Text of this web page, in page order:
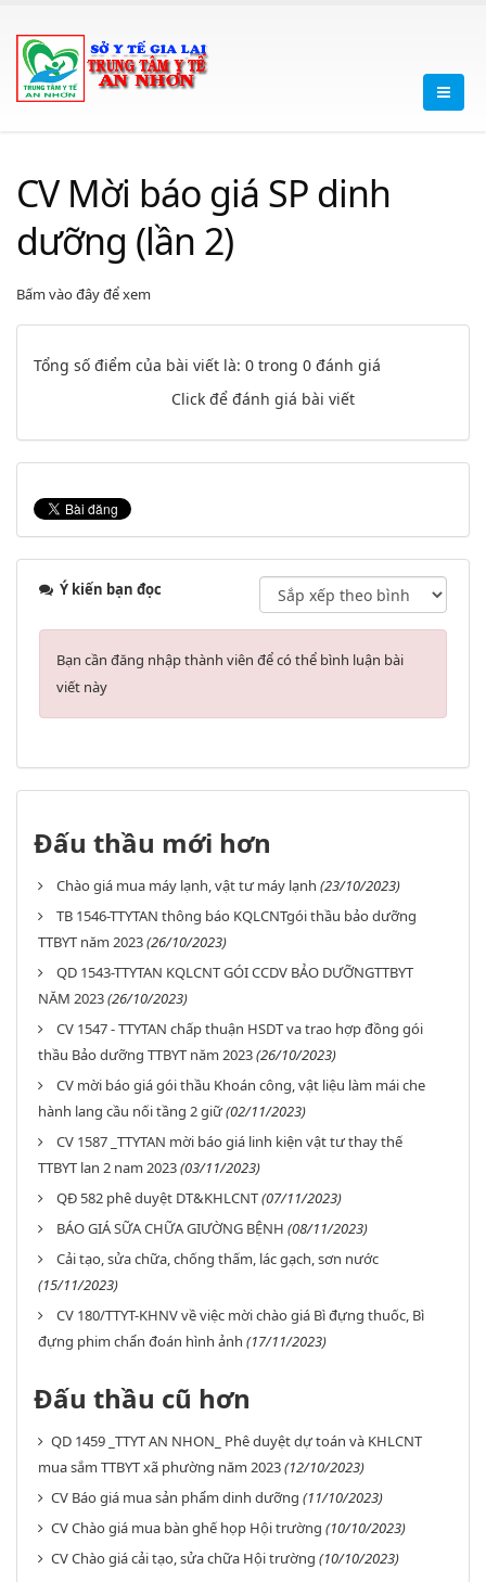
CV Mời báo giá SP dinh
dưỡng (lần 2)
Bấm vào đây để xem
Tổng số điểm của bài viết là: 0 trong 0 đánh giá
Click để đánh giá bài viết
Ý kiến bạn đọc
Bạn cần đăng nhập thành viên để có thể bình luận bài
viết này
Đấu thầu mới hơn
Chào giá mua máy lạnh, vật tư máy lạnh (23/10/2023)
TB 1546-TTYTAN thông báo KQLCNTgói thầu bảo dưỡng
TTBYT năm 2023(26/10/2023)
QD 1543-TTYTAN KQLCNT GÓI CCDV BẢO DƯỠNGTTBYT
NĂM 2023(26/10/2023)
CV 1547 - TTYTAN chấp thuận HSDT va trao hợp đồng gói
thầu Bảo dưỡng TTBYT năm 2023(26/10/2023)
CV mời báo giá gói thầu Khoán công, vật liệu làm mái che
hành lang cầu nối tầng 2 giữ(02/11/2023)
CV 1587 _TTYTAN mời báo giá linh kiện vật tư thay thế
TTBYT lan 2 nam 2023(03/11/2023)
QĐ 582 phê duyệt DT&KHLCNT(07/11/2023)
BÁO GIÁ SỮA CHỮA GIƯỜNG BỆNH (08/11/2023)
Cải tạo, sửa chữa, chống thấm, lác gạch, sơn nước
(15/11/2023)
CV 180/TTYT-KHNV về việc mời chào giá Bì đựng thuốc, Bì
đựng phim chẩn đoán hình ảnh (17/11/2023)
Đấu thầu cũ hơn
QD 1459 _TTYT AN NHON_ Phê duyệt dự toán và KHLCNT
mua sắm TTBYT xã phường năm 2023(12/10/2023)
CV Báo giá mua sản phẩm dinh dưỡng (11/10/2023)
CV Chào giá mua bàn ghế họp Hội trường (10/10/2023)
CV Chào giá cải tạo, sửa chữa Hội trường (10/10/2023)